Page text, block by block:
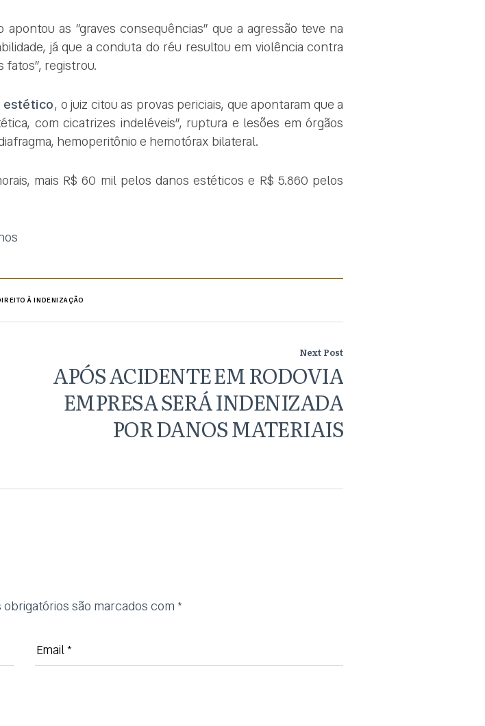
apontou as “graves consequências” que a agressão teve na
já que a conduta do réu resultou em violência contra
fatos”, registrou.
estético, o juiz citou as provas periciais, que apontaram que a
com cicatrizes indeléveis”, ruptura e lesões em órgãos
hemoperitônio e hemotórax bilateral.
mais R$ 60 mil pelos danos estéticos e R$ 5.860 pelos
À INDENIZAÇÃO
Next Post
APÓS ACIDENTE EM RODOVIA
EMPRESA SERÁ INDENIZADA
POR DANOS MATERIAIS
obrigatórios são marcados com *